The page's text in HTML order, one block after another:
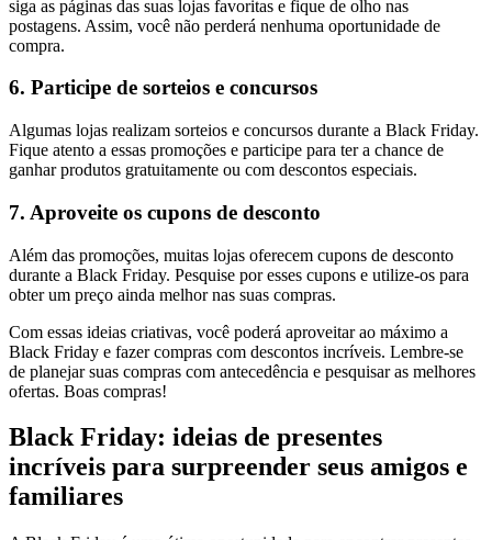
siga as páginas das suas lojas favoritas e fique de olho nas
postagens. Assim, você não perderá nenhuma oportunidade de
compra.
6. Participe de sorteios e concursos
Algumas lojas realizam sorteios e concursos durante a Black Friday.
Fique atento a essas promoções e participe para ter a chance de
ganhar produtos gratuitamente ou com descontos especiais.
7. Aproveite os cupons de desconto
Além das promoções, muitas lojas oferecem cupons de desconto
durante a Black Friday. Pesquise por esses cupons e utilize-os para
obter um preço ainda melhor nas suas compras.
Com essas ideias criativas, você poderá aproveitar ao máximo a
Black Friday e fazer compras com descontos incríveis. Lembre-se
de planejar suas compras com antecedência e pesquisar as melhores
ofertas. Boas compras!
Black Friday: ideias de presentes
incríveis para surpreender seus amigos e
familiares